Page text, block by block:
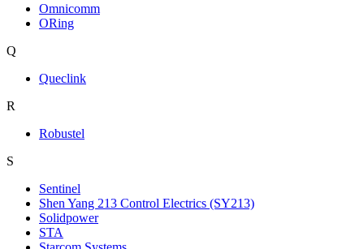
Omnicomm
ORing
Q
Queclink
R
Robustel
S
Sentinel
Shen Yang 213 Control Electrics (SY213)
Solidpower
STA